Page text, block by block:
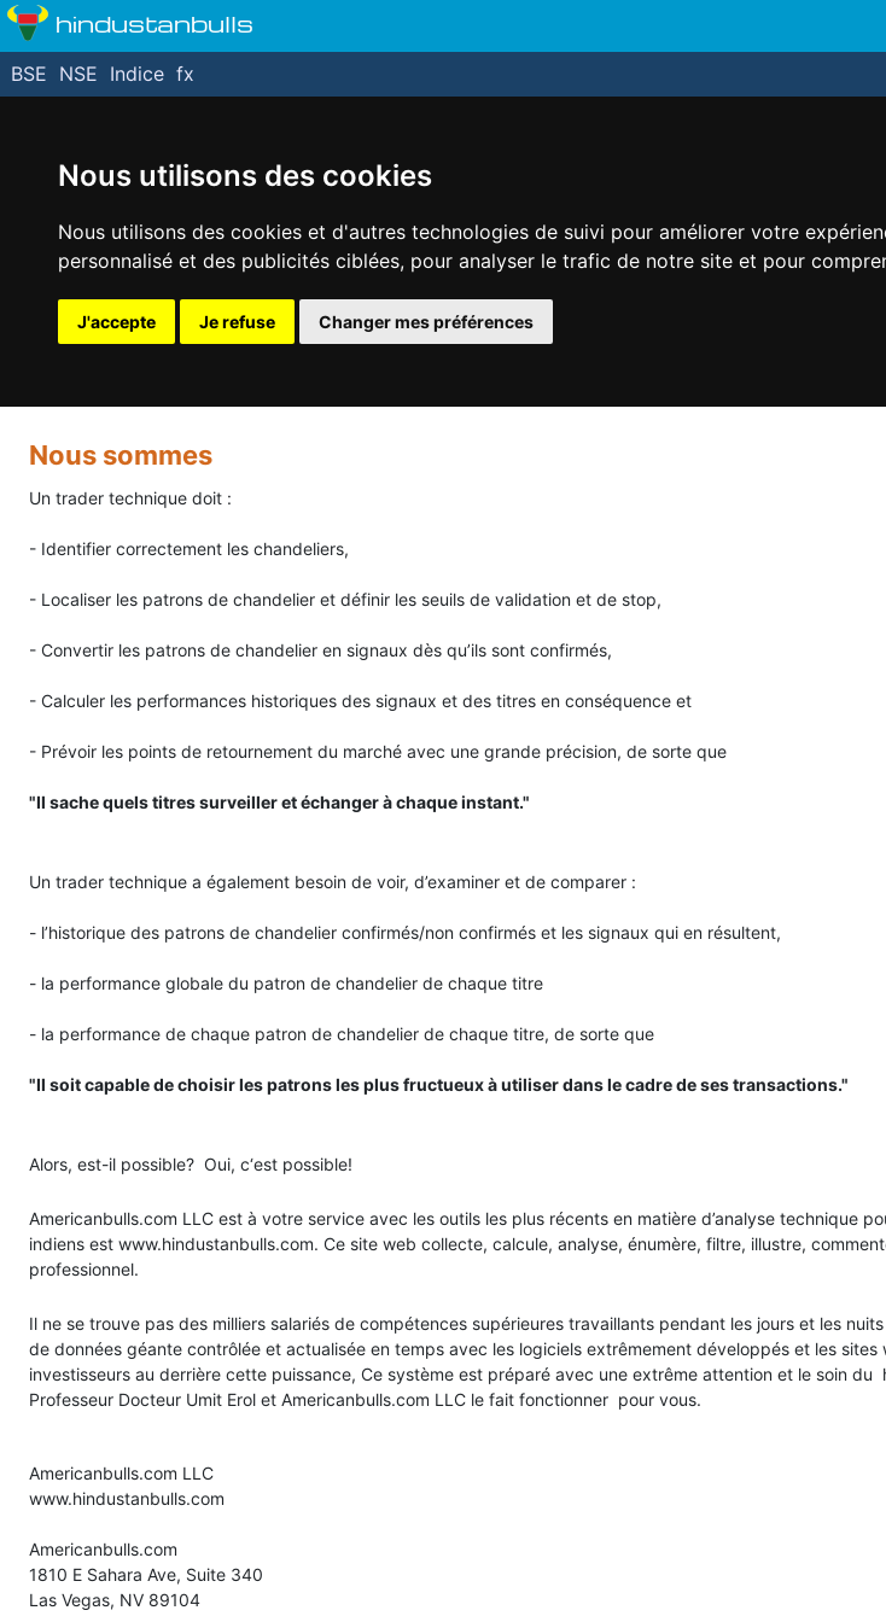
Nous utilisons des cookies
Nous utilisons des cookies et d'autres technologies de suivi pour améliorer votre
personnalisé et des publicités ciblées, pour analyser le trafic de notre site et pour
J'accepte Je refuse Changer mes préférences
hindustanbulls
BSE NSE Indice fx
Nous sommes
Un trader technique doit :
- Identifier correctement les chandeliers,
- Localiser les patrons de chandelier et définir les seuils de validation et de stop,
- Convertir les patrons de chandelier en signaux dès qu’ils sont confirmés,
- Calculer les performances historiques des signaux et des titres en conséquence et
- Prévoir les points de retournement du marché avec une grande précision, de sorte que
"Il sache quels titres surveiller et échanger à chaque instant."
Un trader technique a également besoin de voir, d’examiner et de comparer :
- l’historique des patrons de chandelier confirmés/non confirmés et les signaux qui en résultent,
- la performance globale du patron de chandelier de chaque titre
- la performance de chaque patron de chandelier de chaque titre, de sorte que
"Il soit capable de choisir les patrons les plus fructueux à utiliser dans le cadre de ses transactions."
Alors, est-il possible? Oui, c‘est possible!
Americanbulls.com LLC est à votre service avec les outils les plus récents en matière d’analyse technique
indiens est www.hindustanbulls.com. Ce site web collecte, calcule, analyse, énumère, filtre, illustre,
professionnel.
Il ne se trouve pas des milliers salariés de compétences supérieures travaillants pendant les jours et les
de données géante contrôlée et actualisée en temps avec les logiciels extrêmement développés et les
investisseurs au derrière cette puissance, Ce système est préparé avec une extrême attention et le soin
Professeur Docteur Umit Erol et Americanbulls.com LLC le fait fonctionner pour vous.
Americanbulls.com LLC
www.hindustanbulls.com
Americanbulls.com
1810 E Sahara Ave, Suite 340
Las Vegas, NV 89104